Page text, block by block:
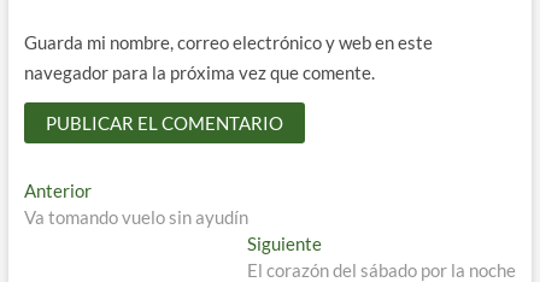
Guarda mi nombre, correo electrónico y web en este
navegador para la próxima vez que comente.
Navegación
de
AnteriorEntrada
anterior:
Va tomando vuelo sin ayudín
SiguienteEntrada
siguiente:
El corazón del sábado por la noche